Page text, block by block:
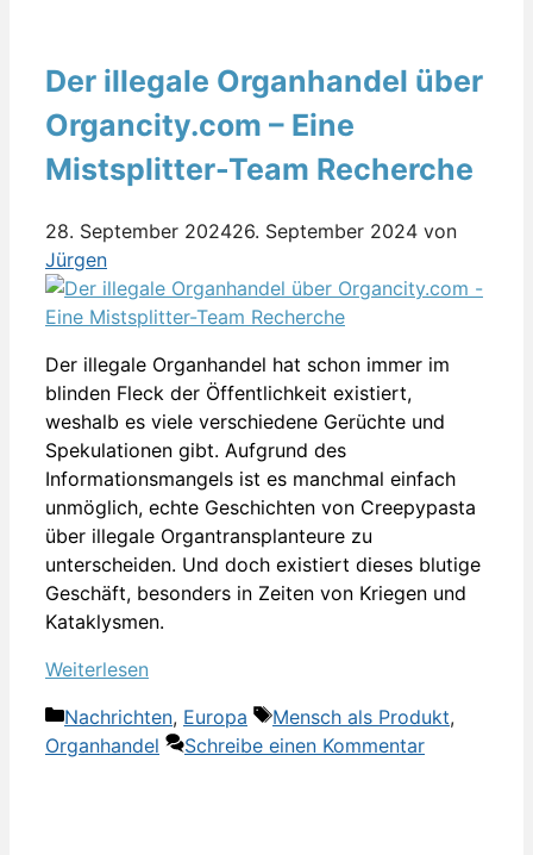
Der illegale Organhandel über
Organcity.com – Eine
Mistsplitter-Team Recherche
28. September 202426. September 2024 von
Jürgen
Der illegale Organhandel hat schon immer im
blinden Fleck der Öffentlichkeit existiert,
weshalb es viele verschiedene Gerüchte und
Spekulationen gibt. Aufgrund des
Informationsmangels ist es manchmal einfach
unmöglich, echte Geschichten von Creepypasta
über illegale Organtransplanteure zu
unterscheiden. Und doch existiert dieses blutige
Geschäft, besonders in Zeiten von Kriegen und
Kataklysmen.
Weiterlesen
Kategorien
Nachrichten, Europa Schlagwörter
Mensch als Produkt,
Organhandel
Schreibe einen Kommentar